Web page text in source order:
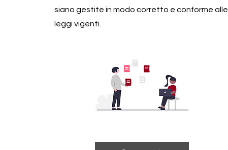
siano gestite in modo corretto e conforme alle
leggi vigenti.